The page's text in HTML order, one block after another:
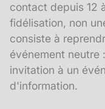
contact depuis 12
fidélisation, non
consiste à
événement
invitation à un
d'information.